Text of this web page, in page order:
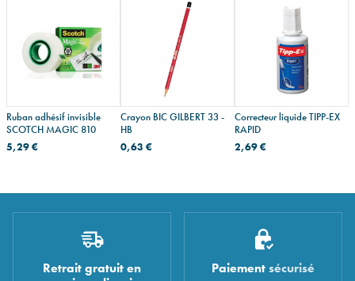
Ruban adhésif invisible
SCOTCH MAGIC 810
5,29 €
Crayon BIC GILBERT 33 -
HB
0,63 €
Correcteur liquide TIPP-EX
RAPID
2,69 €
Retrait gratuit en
Paiement sécurisé